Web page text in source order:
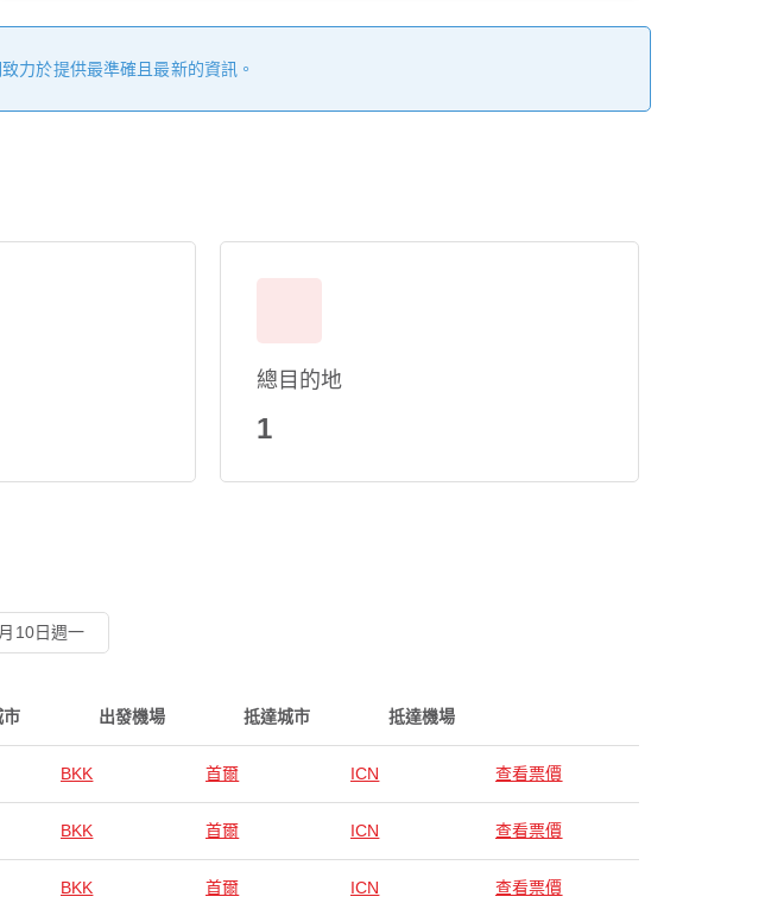
力於提供最準確且最新的資訊。
總目的地
1
10日週一
市 出發機場 抵達城市 抵達機場
BKK 首爾 ICN 查看票價
BKK 首爾 ICN 查看票價
BKK 首爾 ICN 查看票價